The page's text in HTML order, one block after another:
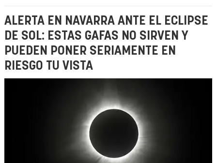
ALERTA EN NAVARRA ANTE EL ECLIPSE
DE SOL: ESTAS GAFAS NO SIRVEN Y
PUEDEN PONER SERIAMENTE EN
RIESGO TU VISTA